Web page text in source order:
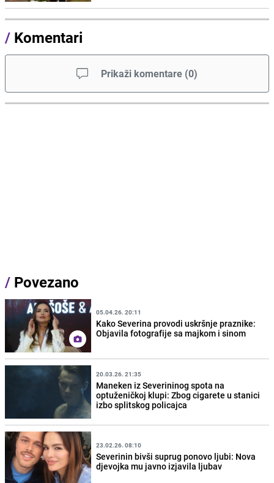
/ Komentari
Prikaži komentare (0)
/ Povezano
05.04.26. 20:11
Kako Severina provodi uskršnje praznike:
Objavila fotografije sa majkom i sinom
20.03.26. 21:35
Maneken iz Severininog spota na
optuženičkoj klupi: Zbog cigarete u stanici
izbo splitskog policajca
23.02.26. 08:10
Severinin bivši suprug ponovo ljubi: Nova
djevojka mu javno izjavila ljubav